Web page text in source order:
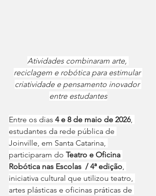
Atividades combinaram arte,
reciclagem e robótica para estimular
criatividade e pensamento inovador
entre estudantes
Entre os dias 4 e 8 de maio de 2026,
estudantes da rede pública de
Joinville, em Santa Catarina,
participaram do Teatro e Oficina
Robótica nas Escolas  / 4ª edição,
iniciativa cultural que utilizou teatro,
artes plásticas e oficinas práticas de